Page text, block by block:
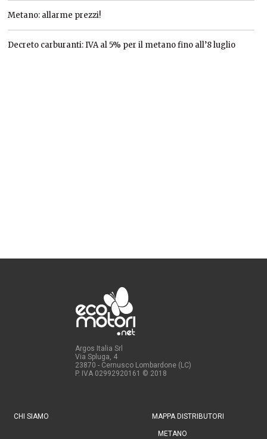
Metano: allarme prezzi!
Decreto carburanti: IVA al 5% per il metano fino all’8 luglio
Argos Italia Srl
Via Spluga, 4
23870 - Cernusco Lombardone (LC)
P. IVA 02992920161 © 2018
CHI SIAMO MAPPA DISTRIBUTORI
METANO